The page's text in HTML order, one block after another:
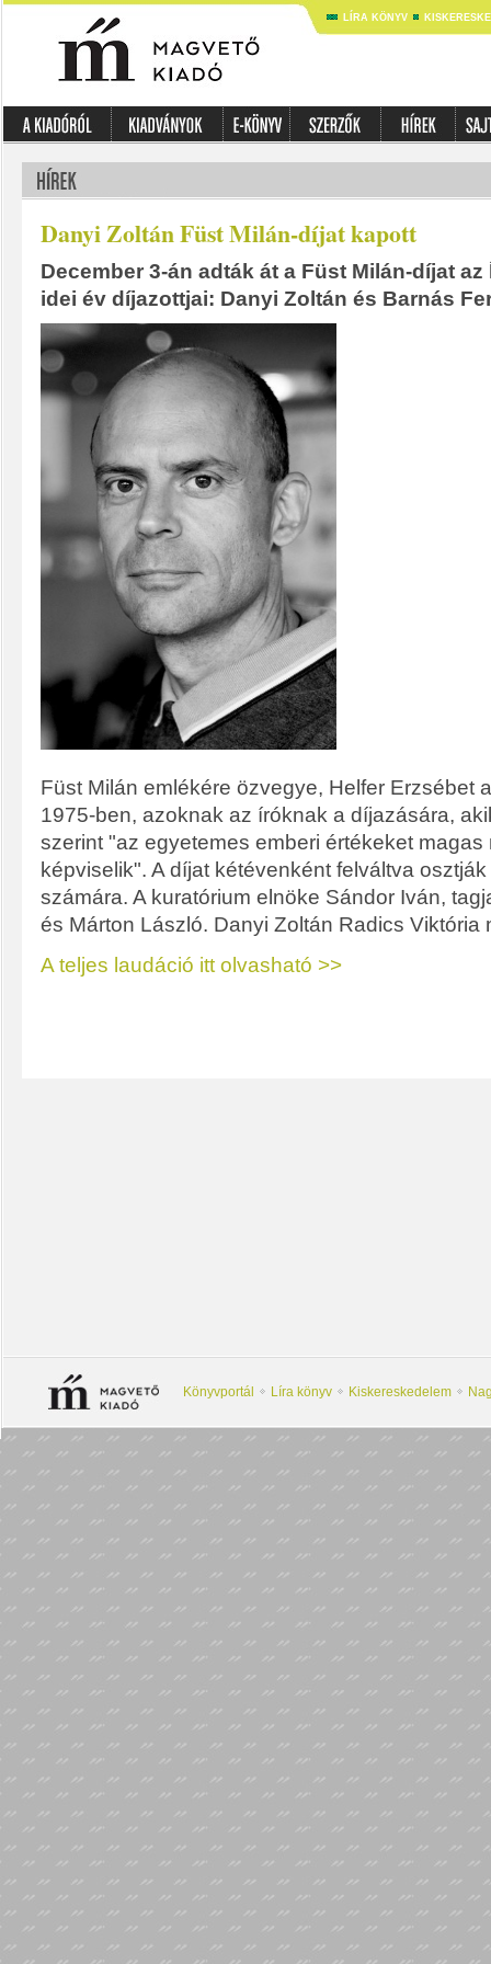
LÍRA KÖNYV
Danyi Zoltán Füst Milán-díjat kapott
December 3-án adták át a Füst Milán-díjat
idei év díjazottjai: Danyi Zoltán és Barnás
Füst Milán emlékére özvegye, Helfer Erzsébet
1975-ben, azoknak az íróknak a díjazására,
szerint "az egyetemes emberi értékeket
képviselik". A díjat kétévenként felváltva
számára. A kuratórium elnöke Sándor Iván,
és Márton László. Danyi Zoltán Radics Viktória
A teljes laudáció itt olvasható >>
Könyvportál Líra könyv Kiskereskedelem